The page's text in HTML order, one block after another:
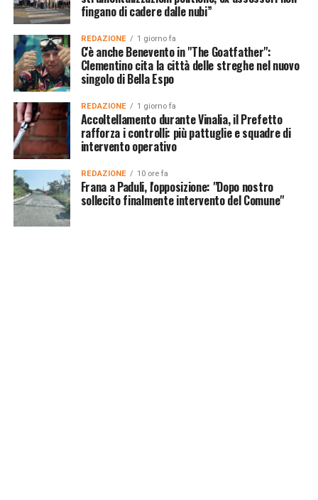
fingano di cadere dalle nubi”
REDAZIONE 1 giorno fa
C'è anche Benevento in "The Goatfather":
Clementino cita la città delle streghe nel nuovo
singolo di Bella Espo
REDAZIONE 1 giorno fa
Accoltellamento durante Vinalia, il Prefetto
rafforza i controlli: più pattuglie e squadre di
intervento operativo
REDAZIONE 10 ore fa
Frana a Paduli, l'opposizione: "Dopo nostro
sollecito finalmente intervento del Comune"